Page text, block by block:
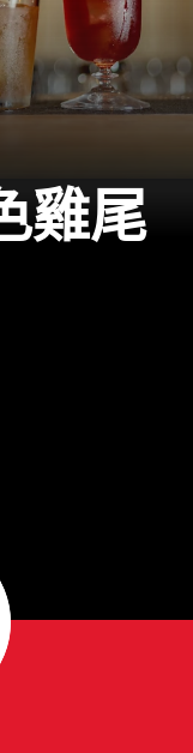
雞尾